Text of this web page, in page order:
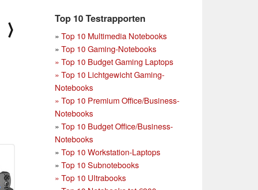
Top 10 Testrapporten
» Top 10 Multimedia Notebooks
» Top 10 Gaming-Notebooks
» Top 10 Budget Gaming Laptops
» Top 10 Lichtgewicht Gaming-
Notebooks
» Top 10 Premium Office/Business-
Notebooks
» Top 10 Budget Office/Business-
Notebooks
» Top 10 Workstation-Laptops
» Top 10 Subnotebooks
» Top 10 Ultrabooks
⟩